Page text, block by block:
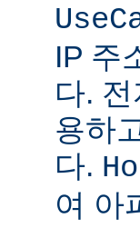
IP 주
다.
용하
다.
여 아